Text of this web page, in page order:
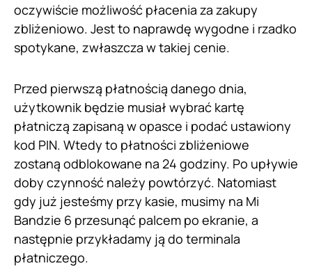
oczywiście możliwość płacenia za zakupy
zbliżeniowo. Jest to naprawdę wygodne i rzadko
spotykane, zwłaszcza w takiej cenie.
Przed pierwszą płatnością danego dnia,
użytkownik będzie musiał wybrać kartę
płatniczą zapisaną w opasce i podać ustawiony
kod PIN. Wtedy to płatności zbliżeniowe
zostaną odblokowane na 24 godziny. Po upływie
doby czynność należy powtórzyć. Natomiast
gdy już jesteśmy przy kasie, musimy na Mi
Bandzie 6 przesunąć palcem po ekranie, a
następnie przykładamy ją do terminala
płatniczego.